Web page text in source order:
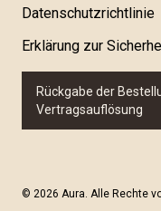
Datenschutzrichtlinie
Erklärung zur
Rückgabe der
Vertragsauflösung
© 2026 Aura. Alle Rechte